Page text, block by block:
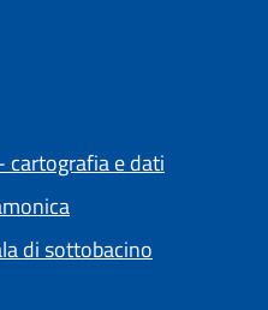
cartografia e dati
di sottobacino